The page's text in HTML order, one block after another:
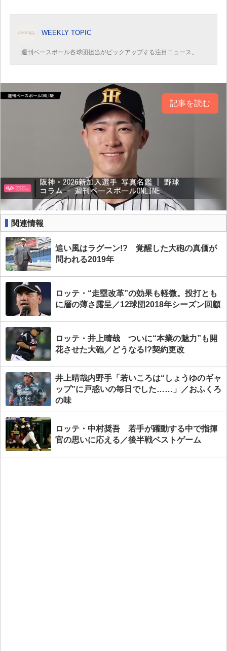
WEEKLY TOPIC
週刊ベースボール各球団担当がピックアップする注目ニュース。
記事を読む
関連情報
追い風はラグーン!? 覚醒した大砲の真価が
問われる2019年
ロッテ・“走塁改革”の効果も軽微。投打とも
に層の薄さ露呈／12球団2018年シーズン回顧
ロッテ・井上晴哉 ついに“本業の魅力”も開
花させた大砲／どうなる!?契約更改
井上晴哉内野手「若いころは“しょうゆのギャ
ップ”に戸惑いの毎日でした……」／おふくろ
の味
ロッテ・中村奨吾 若手が躍動する中で指揮
官の思いに応える／後半戦ベストゲーム